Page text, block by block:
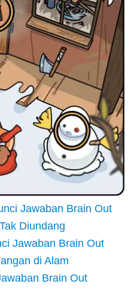
Jawaban Brain Out
Diundang
Jawaban Brain Out
di Alam
Brain Out